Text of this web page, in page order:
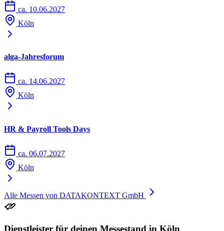
ca. 10.06.2027
Köln
alga-Jahresforum
ca. 14.06.2027
Köln
HR & Payroll Tools Days
ca. 06.07.2027
Köln
Alle Messen von DATAKONTEXT GmbH
Dienstleister für deinen Messestand in Köln